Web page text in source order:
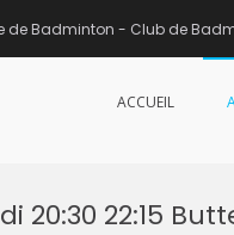
de Badminton - Club de
ACCUEIL
20:30 22:15